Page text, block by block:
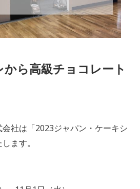
ら高級チョコレート
社は「2023ジャパン・ケーキシ
ます。